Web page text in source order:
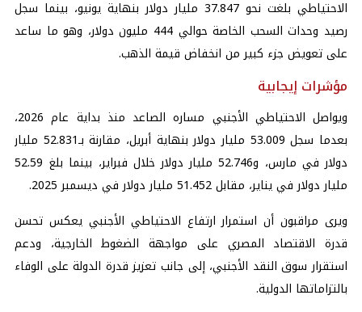
الاحتياطي بلغت نحو 37.847 مليار دولار بنهاية يونيو، بينما سجل
رصيد وحدات السحب الخاصة حوالي 444 مليون دولار، وهو ما ساعد
على تعويض جزء كبير من انخفاض قيمة الذهب.
مؤشرات إيجابية
ويواصل الاحتياطي الأجنبي مساره الصاعد منذ بداية عام 2026،
بعدما سجل 53.009 مليار دولار بنهاية أبريل، مقارنة بـ52.831 مليار
دولار في مارس، و52.746 مليار دولار خلال فبراير، بينما بلغ 52.59
مليار دولار في يناير، مقابل 51.452 مليار دولار في ديسمبر 2025.
ويرى مراقبون أن استمرار ارتفاع الاحتياطي الأجنبي يعكس تحسن
قدرة الاقتصاد المصري على مواجهة الضغوط الخارجية، ودعم
استقرار سوق النقد الأجنبي، إلى جانب تعزيز قدرة الدولة على الوفاء
بالتزاماتها الدولية.